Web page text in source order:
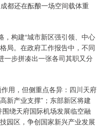
都还在酝酿一场空间载体重
，构建“城市新区强引领、中心
局。在政府工作报告中，不同
一步拼凑出一张各司其职又分
用，但侧重点各异：四川天府
新产业支撑”；东部新区将建
绕天府国际机场发展临空融
园区，争创国家新兴产业发展